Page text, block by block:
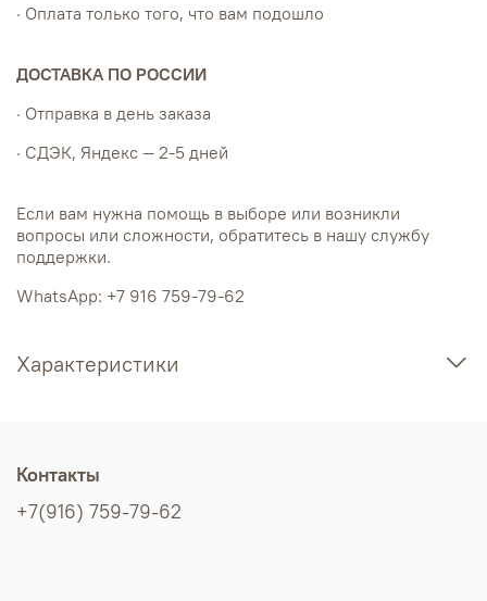
· Оплата только того, что вам подошло
ДОСТАВКА ПО РОССИИ
· Отправка в день заказа
· СДЭК, Яндекс — 2-5 дней
Если вам нужна помощь в выборе или возникли
вопросы или сложности, обратитесь в нашу службу
поддержки.
WhatsApp: +7 916 759-79-62
Характеристики
Контакты
+7(916) 759-79-62